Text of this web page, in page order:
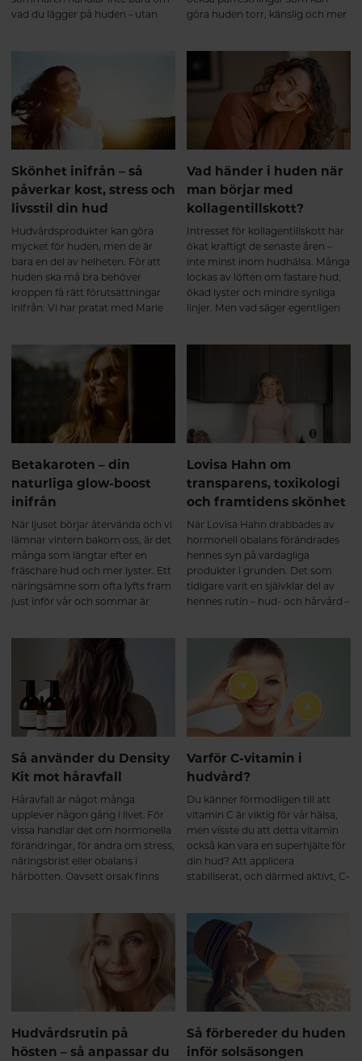
vad du lägger på huden – utan
kontinuitet väljer många att
komplettera kosten med
betakaroten inför perioder då de
vistas mer i solen.
göra huden torr, känslig och mer
att ge kroppen näring inifrån kan
du hjälpa huden att behålla sin
lyster och kännas välmående hela
Skönhet inifrån – så
påverkar kost, stress och
livsstil din hud
Hudvårdsprodukter kan göra
mycket för huden, men de är
bara en del av helheten. För att
huden ska må bra behöver
kroppen få rätt förutsättningar
inifrån. Vi har pratat med Marie
mellan näring, stress,
återhämtning och hudens
Vad händer i huden när
man börjar med
kollagentillskott?
Intresset för kollagentillskott har
ökat kraftigt de senaste åren –
inte minst inom hudhälsa. Många
lockas av löften om fastare hud,
ökad lyster och mindre synliga
linjer. Men vad säger egentligen
veckorna till långsiktiga
förändringar.
Betakaroten – din
naturliga glow-boost
inifrån
När ljuset börjar återvända och vi
lämnar vintern bakom oss, är det
många som längtar efter en
fräschare hud och mer lyster. Ett
näringsämne som ofta lyfts fram
just inför vår och sommar är
Lovisa Hahn om
transparens, toxikologi
och framtidens skönhet
När Lovisa Hahn drabbades av
hormonell obalans förändrades
hennes syn på vardagliga
produkter i grunden. Det som
tidigare varit en självklar del av
hennes rutin – hud- och hårvård –
Så använder du Density
Kit mot håravfall
Håravfall är något många
upplever någon gång i livet. För
vissa handlar det om hormonella
förändringar, för andra om stress,
näringsbrist eller obalans i
hårbotten. Oavsett orsak finns
Varför C-vitamin i
hudvård?
Du känner förmodligen till att
vitamin C är viktig för vår hälsa,
men visste du att detta vitamin
också kan vara en superhjälte för
din hud? Att applicera
stabiliserat, och därmed aktivt, C-
hudceller, samtidigt som det
bygger upp mer fukt, ger dig
slätare struktur och inte minst -
massor av glow!
Hudvårdsrutin på
hösten – så anpassar du
Så förbereder du huden
inför solsäsongen